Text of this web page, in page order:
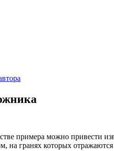
примера можно привести
на гранях которых